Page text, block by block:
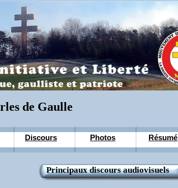
de Gaulle
Principaux discours audiovisuels
Discours Photos Résumé